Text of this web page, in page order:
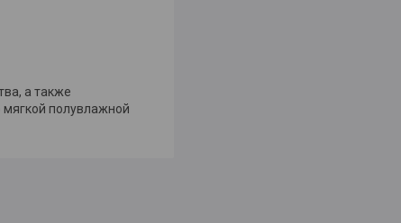
а также
полувлажной